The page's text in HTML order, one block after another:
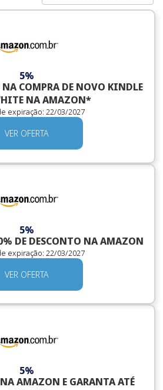
5%
NA COMPRA DE NOVO KINDLE
NA AMAZON*
expiração: 22/03/2027
VER OFERTA
5%
DE DESCONTO NA AMAZON
expiração: 22/03/2027
VER OFERTA
5%
AMAZON E GARANTA ATÉ